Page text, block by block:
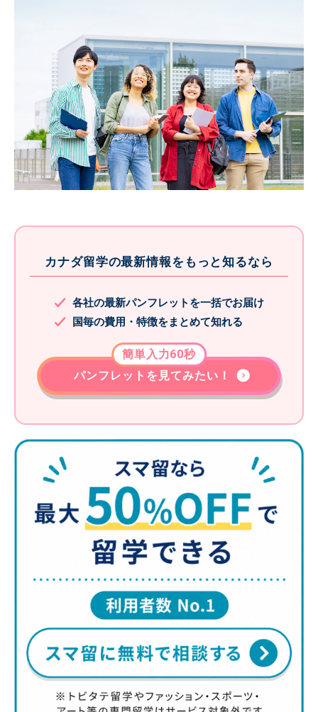
カナダ留学の最新情報をもっと知るなら
各社の最新パンフレットを一括でお届け
国毎の費用・特徴をまとめて知れる
パンフレットを見てみたい！
簡単入力60秒